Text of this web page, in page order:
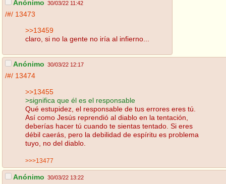
Anónimo 30/03/22 11:42
/#/ 13473
>>13459
claro, si no la gente no iría al infierno...
Anónimo 30/03/22 12:17
/#/ 13474
>>13455
>significa que él es el responsable
Qué estupidez, el responsable de tus errores eres tú.
Así como Jesús reprendió al diablo en la tentación,
deberías hacer tú cuando te sientas tentado. Si eres
débil caerás, pero la debilidad de espíritu es problema
tuyo, no del diablo.
>>>13477
Anónimo 30/03/22 13:22